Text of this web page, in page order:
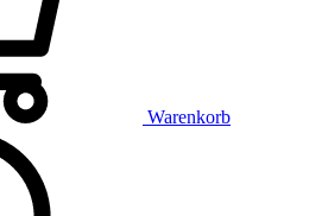
Warenkorb